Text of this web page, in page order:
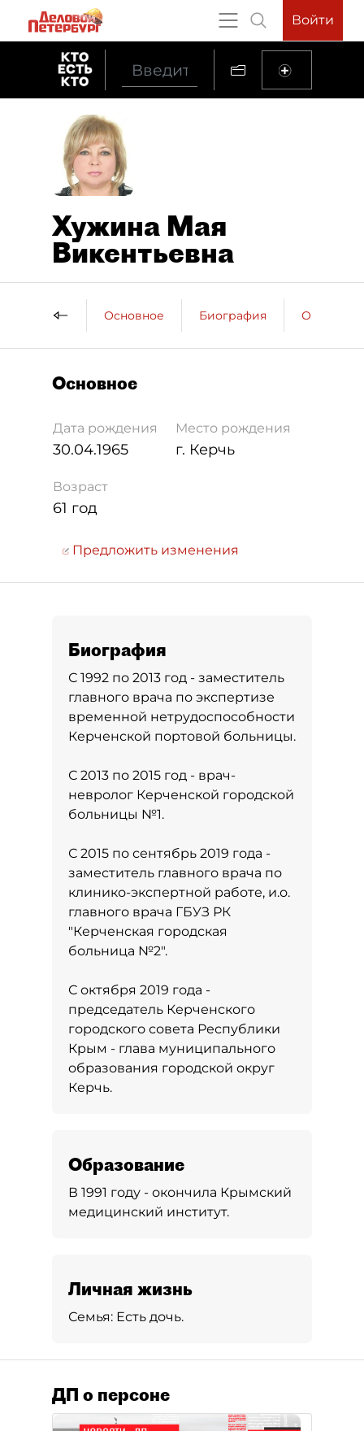
Войти
Хужина Мая
Викентьевна
Основное Биография
Основное
Дата рождения
30.04.1965
Место рождения
г. Керчь
Возраст
61 год
Предложить изменения
Биография
С 1992 по 2013 год - заместитель
главного врача по экспертизе
временной нетрудоспособности
Керченской портовой больницы.
С 2013 по 2015 год - врач-
невролог Керченской городской
больницы №1.
С 2015 по сентябрь 2019 года -
заместитель главного врача по
клинико-экспертной работе, и.о.
главного врача ГБУЗ РК
"Керченская городская
больница №2".
С октября 2019 года -
председатель Керченского
городского совета Республики
Крым - глава муниципального
образования городской округ
Керчь.
Образование
В 1991 году - окончила Крымский
медицинский институт.
Личная жизнь
Семья: Есть дочь.
ДП о персоне